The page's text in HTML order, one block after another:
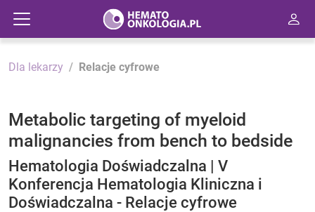
Dla lekarzy Relacje cyfrowe
Metabolic targeting of myeloid
malignancies from bench to bedside
Hematologia Doświadczalna | V
Konferencja Hematologia Kliniczna i
Doświadczalna - Relacje cyfrowe